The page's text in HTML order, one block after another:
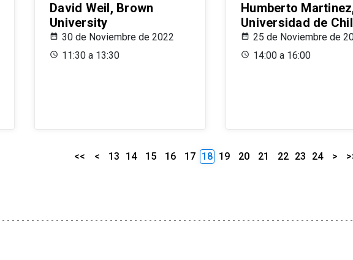
David Weil, Brown
University
30 de Noviembre de 2022
11:30 a 13:30
Humberto
Universidad de
25 de Noviembre de
14:00 a 16:00
<< < 13 14 15 16 17 18 19 20 21 22 23 24 >